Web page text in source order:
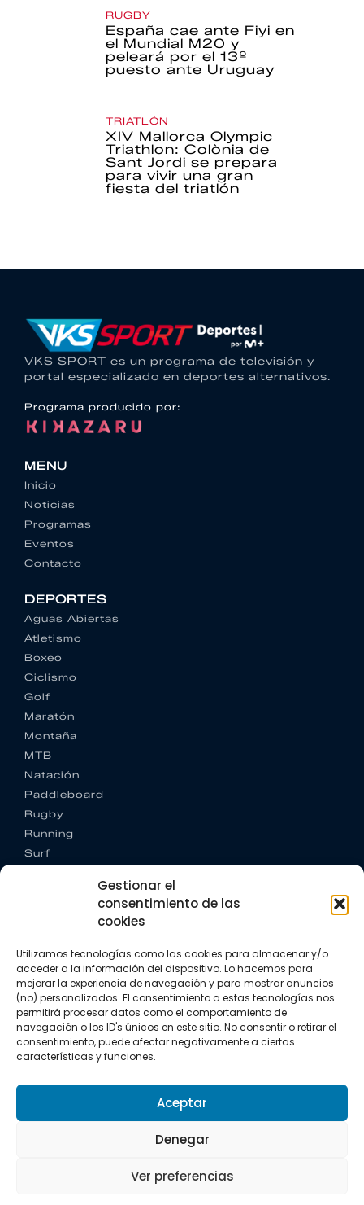
Gestionar el
consentimiento de las
cookies
Utilizamos tecnologías como las cookies para almacenar y/o
acceder a la información del dispositivo. Lo hacemos para
mejorar la experiencia de navegación y para mostrar anuncios
(no) personalizados. El consentimiento a estas tecnologías nos
permitirá procesar datos como el comportamiento de
navegación o los ID's únicos en este sitio. No consentir o retirar el
consentimiento, puede afectar negativamente a ciertas
características y funciones.
Aceptar
Denegar
Ver preferencias
RUGBY
España cae ante Fiyi en
el Mundial M20 y
peleará por el 13º
puesto ante Uruguay
TRIATLÓN
XIV Mallorca Olympic
Triathlon: Colònia de
Sant Jordi se prepara
para vivir una gran
fiesta del triatlón
VKS SPORT es un programa de televisión y
portal especializado en deportes alternativos.
Programa producido por:
MENU
Inicio
Noticias
Programas
Eventos
Contacto
DEPORTES
Aguas Abiertas
Atletismo
Boxeo
Ciclismo
Golf
Maratón
Montaña
MTB
Natación
Paddleboard
Rugby
Running
Surf
CONTACTO
+34 662 342 177
info@vkssport.com
SÍGUENOS
Política de privacidad
Política de cookies
Todos los derechos resevados.